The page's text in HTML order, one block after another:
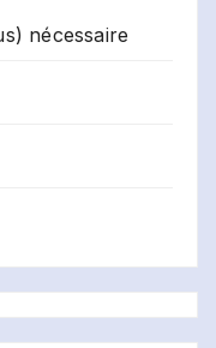
nécessaire